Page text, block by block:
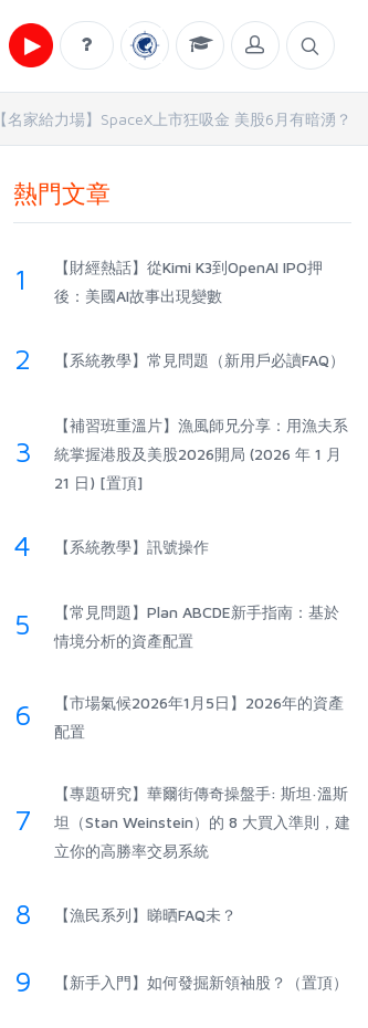
【名家給力場】SpaceX上市狂吸金 美股6月有暗湧？
熱門文章
1
【財經熱話】從Kimi K3到OpenAI IPO押
後：美國AI故事出現變數
2 【系統教學】常見問題（新用戶必讀FAQ）
3
【補習班重溫片】漁風師兄分享：用漁夫系
統掌握港股及美股2026開局 (2026 年 1 月
21 日) [置頂]
4 【系統教學】訊號操作
5
【常見問題】Plan ABCDE新手指南：基於
情境分析的資產配置
6
【市場氣候2026年1月5日】2026年的資產
配置
7
【專題研究】華爾街傳奇操盤手: 斯坦·溫斯
坦（Stan Weinstein）的 8 大買入準則，建
立你的高勝率交易系統
8 【漁民系列】睇晒FAQ未？
9 【新手入門】如何發掘新領袖股？（置頂）